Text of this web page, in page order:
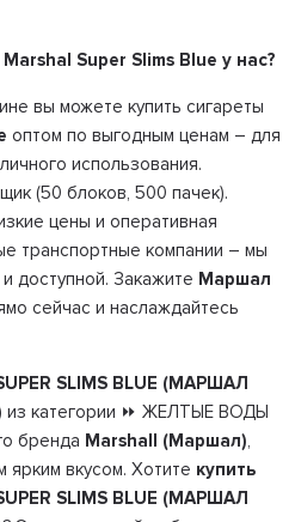
Super Slims Blue у нас?
вы можете купить сигареты
оптом по выгодным ценам – для
использования.
(50 блоков, 500 пачек).
цены и оперативная
транспортные компании – мы
доступной. Закажите Маршал
сейчас и наслаждайтесь
SLIMS BLUE (МАРШАЛ
из категории ⏩ ЖЕЛТЫЕ ВОДЫ
бренда Marshall (Маршал),
вкусом. Хотите купить
SLIMS BLUE (МАРШАЛ